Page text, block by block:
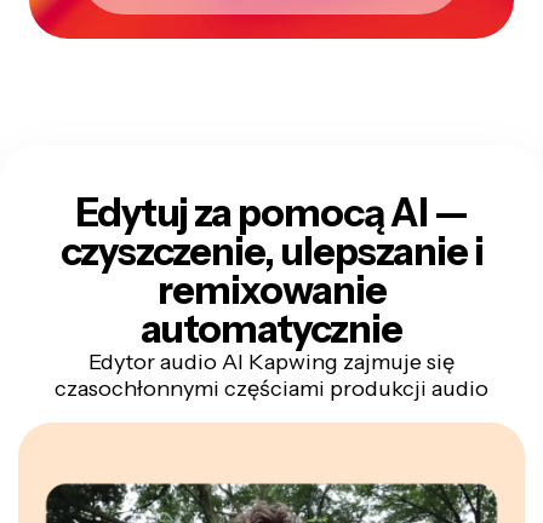
Edytuj za pomocą AI —
czyszczenie, ulepszanie i
remixowanie
automatycznie
Edytor audio AI Kapwing zajmuje się
czasochłonnymi częściami produkcji audio